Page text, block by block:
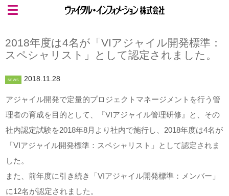
2018年度は4名が「VIアジャイル開発標準：
スペシャリスト」として認定されました。
NEWS 2018.11.28
アジャイル開発で定量的プロジェクトマネージメントを行う管
理者の育成を目的として、『VIアジャイル管理研修』と、その
社内認定試験を2018年8月より社内で施行し、2018年度は4名が
「VIアジャイル開発標準：スペシャリスト」として認定されま
した。
また、前年度に引き続き「VIアジャイル開発標準：メンバー」
に12名が認定されました。